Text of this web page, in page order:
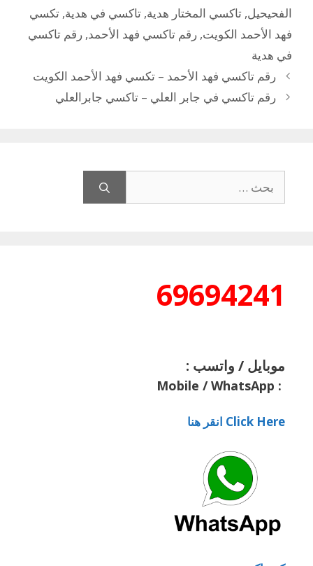
الفحيحيل, تاكسي المختار هدية, تاكسي في هدية, تكسي
فهد الأحمد الكويت, رقم تاكسي فهد الأحمد, رقم تاكسي
في هدية
رقم تاكسي فهد الأحمد – تكسي فهد الأحمد الكويت
رقم تاكسي في جابر العلي – تاكسي جابرالعلي
عن:
69694241
موبايل / واتسب :
:
Mobile / WhatsApp
Click Here انقر هنا